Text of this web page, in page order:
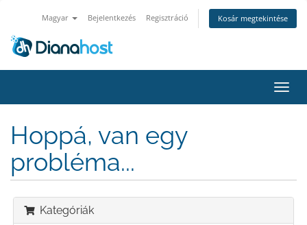
Magyar Bejelentkezés Regisztráció Kosár megtekintése
a
Hoppá, van egy
probléma...
Kategóriák